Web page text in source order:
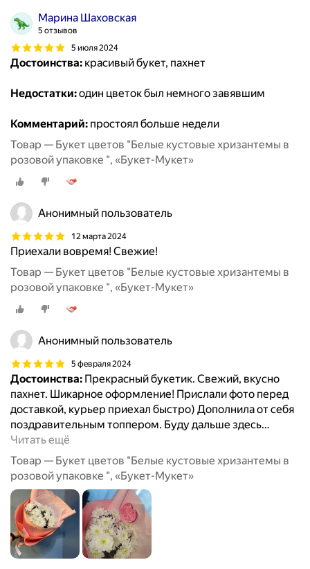
Марина Шаховская
5 отзывов
5 июля 2024
Достоинства: красивый букет, пахнет
Недостатки:один цветок был немного завявшим
Комментарий: простоял больше недели
Товар — Букет цветов "Белые кустовые хризантемы в
розовой упаковке ", «Букет-Мукет»
Анонимный пользователь
12 марта 2024
Приехали вовремя! Свежие!
Товар — Букет цветов "Белые кустовые хризантемы в
розовой упаковке ", «Букет-Мукет»
Анонимный пользователь
5 февраля 2024
Достоинства: Прекрасный букетик. Свежий, вкусно
пахнет. Шикарное оформление! Прислали фото перед
доставкой, курьер приехал быстро) Дополнила от себя
поздравительным топпером. Буду дальше здесь…
Читать ещё
Товар — Букет цветов "Белые кустовые хризантемы в
розовой упаковке ", «Букет-Мукет»